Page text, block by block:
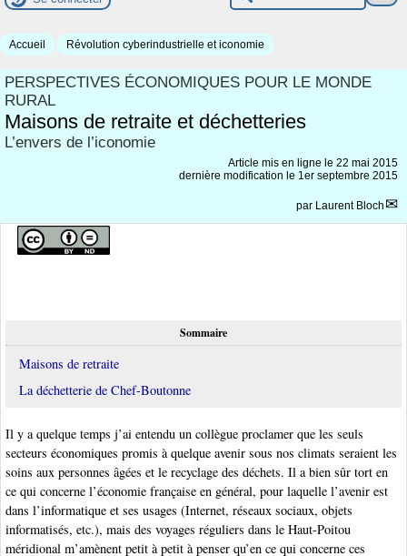
Accueil Révolution cyberindustrielle et iconomie
PERSPECTIVES ÉCONOMIQUES POUR LE MONDE
RURAL
Maisons de retraite et déchetteries
L’envers de l’iconomie
Article mis en ligne le 22 mai 2015
dernière modification le 1er septembre 2015
par Laurent Bloch
Sommaire
Maisons de retraite
La déchetterie de Chef-Boutonne
Il y a quelque temps j’ai entendu un collègue proclamer que les seuls
secteurs économiques promis à quelque avenir sous nos climats seraient les
soins aux personnes âgées et le recyclage des déchets. Il a bien sûr tort en
ce qui concerne l’économie française en général, pour laquelle l’avenir est
dans l’informatique et ses usages (Internet, réseaux sociaux, objets
informatisés, etc.), mais des voyages réguliers dans le Haut-Poitou
méridional m’amènent petit à petit à penser qu’en ce qui concerne ces